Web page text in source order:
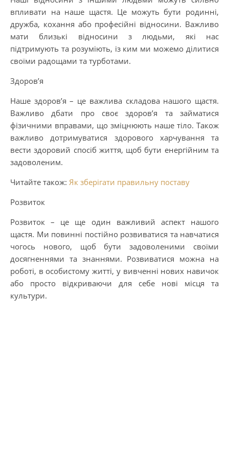
впливати на наше щастя. Це можуть бути родинні,
дружба, кохання або професійні відносини. Важливо
мати близькі відносини з людьми, які нас
підтримують та розуміють, із ким ми можемо ділитися
своїми радощами та турботами.
Здоров’я
Наше здоров’я – це важлива складова нашого щастя.
Важливо дбати про своє здоров’я та займатися
фізичними вправами, що зміцнюють наше тіло. Також
важливо дотримуватися здорового харчування та
вести здоровий спосіб життя, щоб бути енергійним та
задоволеним.
Читайте також: Як зберігати правильну поставу
Розвиток
Розвиток – це ще один важливий аспект нашого
щастя. Ми повинні постійно розвиватися та навчатися
чогось нового, щоб бути задоволеними своїми
досягненнями та знаннями. Розвиватися можна на
роботі, в особистому житті, у вивченні нових навичок
або просто відкриваючи для себе нові місця та
культури.